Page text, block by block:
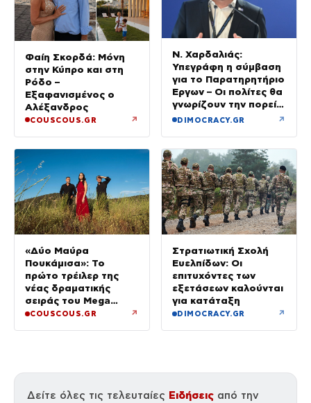
Φαίη Σκορδά: Μόνη
στην Κύπρο και στη
Ρόδο –
Εξαφανισμένος ο
Αλέξανδρος
COUSCOUS.GR ↗
Ν. Χαρδαλιάς:
Υπεγράφη η σύμβαση
για το Παρατηρητήριο
Έργων – Οι πολίτες θα
γνωρίζουν την πορεία
κάθε έργου στην
DIMOCRACY.GR ↗
«Δύο Μαύρα
Πουκάμισα»: Το
πρώτο τρέιλερ της
νέας δραματικής
σειράς του Mega
κυκλοφόρησε
COUSCOUS.GR ↗
Στρατιωτική Σχολή
Ευελπίδων: Οι
επιτυχόντες των
εξετάσεων καλούνται
για κατάταξη
DIMOCRACY.GR ↗
Δείτε όλες τις τελευταίες Ειδήσεις από την